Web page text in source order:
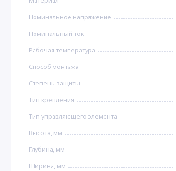
Номинальное напряжение
Номинальный ток
Рабочая температура
Способ монтажа
Степень защиты
Тип крепления
Тип управляющего элемента
Высота, мм
Глубина, мм
Ширина, мм